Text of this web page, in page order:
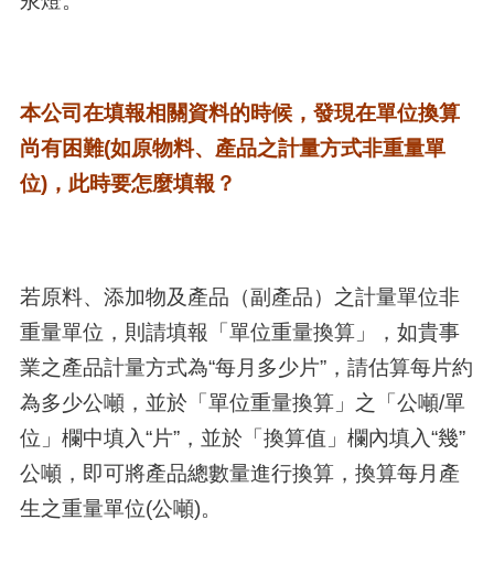
本公司在填報相關資料的時候，發現在單位換算
尚有困難(如原物料、產品之計量方式非重量單
位)，此時要怎麼填報？
若原料、添加物及產品（副產品）之計量單位非
重量單位，則請填報「單位重量換算」，如貴事
業之產品計量方式為“每月多少片”，請估算每片約
為多少公噸，並於「單位重量換算」之「公噸/單
位」欄中填入“片”，並於「換算值」欄內填入“幾”
公噸，即可將產品總數量進行換算，換算每月產
生之重量單位(公噸)。